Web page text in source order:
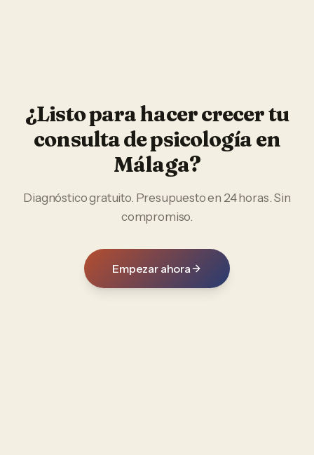
¿Listo para hacer crecer tu
consulta de psicologíaen
Málaga?
Diagnóstico gratuito. Presupuesto en 24 horas. Sin
compromiso.
Empezar ahora